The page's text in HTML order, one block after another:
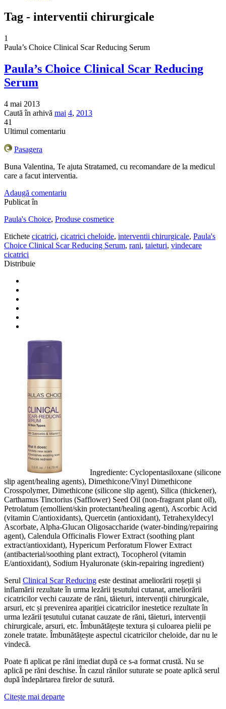
Tag - interventii chirurgicale
1
Paula’s Choice Clinical Scar Reducing Serum
Paula’s Choice Clinical Scar Reducing
Serum
4 mai 2013
Caută în arhivă mai 4, 2013
41
Ultimul comentariu
Pasagera
Buna Valentina, Te ajuta Stratamed, cu recomandare de la medicul
care a facut interventia.
Adaugă comentariu
Publicat în
Paula's Choice, Produse cosmetice
Etichete cicatrici, cicatrici cheloide, interventii chirurgicale, Paula's
Choice Clinical Scar Reducing Serum, rani, taieturi, vindecare
cicatrici
Distribuie
Ingrediente: Cyclopentasiloxane (silicone
slip agent/healing agents), Dimethicone/Vinyl Dimethicone
Crosspolymer, Dimethicone (silicone slip agent), Silica (thickener),
Carthamus Tinctorius (Safflower) Seed Oil (non-fragrant plant oil),
Petrolatum (emollient/skin protectant/healing agent), Ascorbic Acid
(vitamin C/antioxidants), Quercetin (antioxidant), Tetrahexyldecyl
Ascorbate, Alpha-Glucan Oligosaccharide (water-binding/repairing
agent), Calendula Officinalis Flower Extract (soothing plant
extract/antioxidant), Hypericum Perforatum Flower Extract
(antibacterial/soothing plant extract), Tocopherol (vitamin
E/antioxidant), Sodium Hyaluronate (skin-repairing ingredient)
Serul Clinical Scar Reducing este destinat ameliorării roșeții și
inflamării rezultate în urma lezării țesutului cutanat, ameliorării
cicatricilor vechi cauzate de răni, tăieturi, intervenții chirurgicale,
arsuri, etc și prevenirea apariției cicatricilor inestetice rezultate în
urma lezării țesutului cutanat cauzate de răni, tăieturi, intervenții
chirurgicale, arsuri, etc. Îmbunătățește textura și culoarea pielii pe
zonele tratate. Îmbunătățește aspectul cicatricilor cheloide, dar nu le
vindecă.
Poate fi aplicat pe răni imediat după ce s-a format crustă. Nu se
aplică pe răni deschise. În cazul rănilor suturate se poate aplică serul
după îndepărtarea firelor de sutură.
Citește mai departe